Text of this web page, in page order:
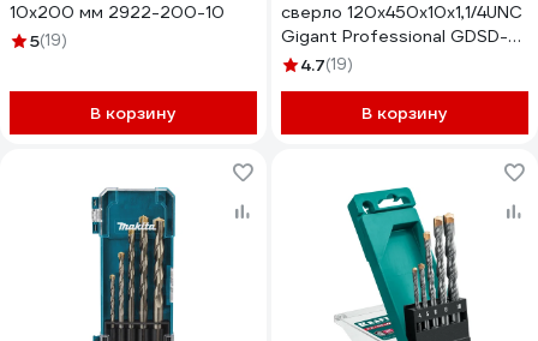
10x200 мм 2922-200-10
5(19)
В корзину
сверло 120x450х10x1,1/4UNC
Gigant Professional GDSD-
120450
4.7(19)
В корзину